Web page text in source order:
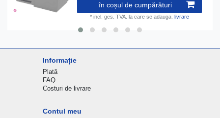
în coșul de cumpărături
* incl. ges. TVA. la care se adauga. livrare
Informație
Plată
FAQ
Costuri de livrare
Contul meu